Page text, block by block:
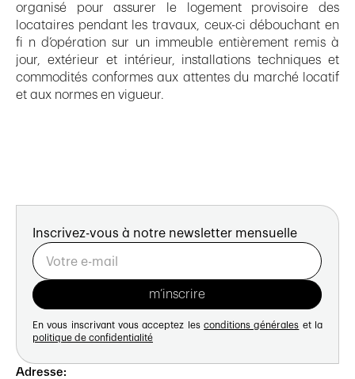
organisé pour assurer le logement provisoire des
locataires pendant les travaux, ceux-ci débouchant en
fi n d’opération sur un immeuble entièrement remis à
jour, extérieur et intérieur, installations techniques et
commodités conformes aux attentes du marché locatif
et aux normes en vigueur.
Inscrivez-vous à notre newsletter mensuelle
En vous inscrivant vous acceptez les conditions générales et la
politique de confidentialité
Adresse: